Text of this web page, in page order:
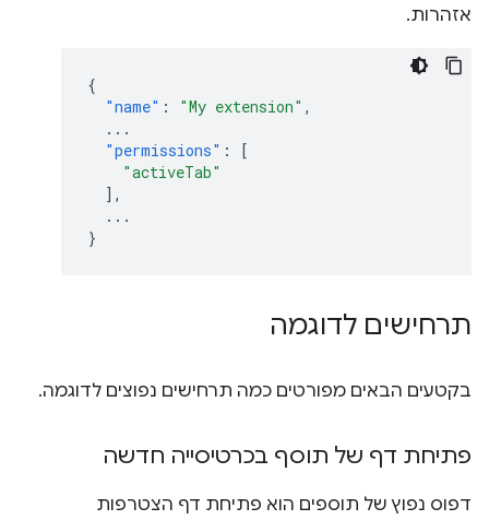
אזהרות.
{
"name" : "My extension" ,
...
"permissions" :
[
"activeTab"
],
...
}
תרחישים לדוגמה
בקטעים הבאים מפורטים כמה תרחישים נפוצים לדוגמה.
פתיחת דף של תוסף בכרטיסייה חדשה
דפוס נפוץ של תוספים הוא פתיחת דף הצטרפות